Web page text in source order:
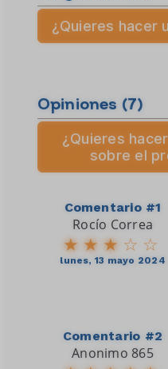
¿Quieres hacer
Opiniones (7)
¿Quieres
sobre el
Comentario #1
Rocío Correa
lunes, 13 mayo 2024
Comentario #2
Anonimo 865